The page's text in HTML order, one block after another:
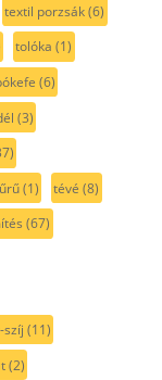
textil porzsák(6)
tolóka (1)
(6)
(3)
(1) tévé (8)
(67)
szíj (11)
(2)